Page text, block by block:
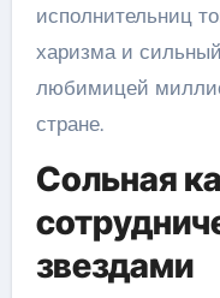
исполнительниц
харизма и
любимицей
стране.
Сольная
звездами